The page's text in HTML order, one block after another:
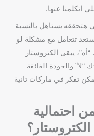
اتكلمنا عنها.
هتحققه يستاهل بالنسبة
تتعامل مع مشكلة لو
يبقى الكتروستار
والجودة الفائقة
تفكر في ماركات تانية
احتمالية